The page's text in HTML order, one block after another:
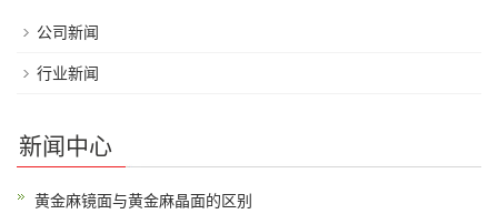
公司新闻
行业新闻
新闻中心
黄金麻镜面与黄金麻晶面的区别